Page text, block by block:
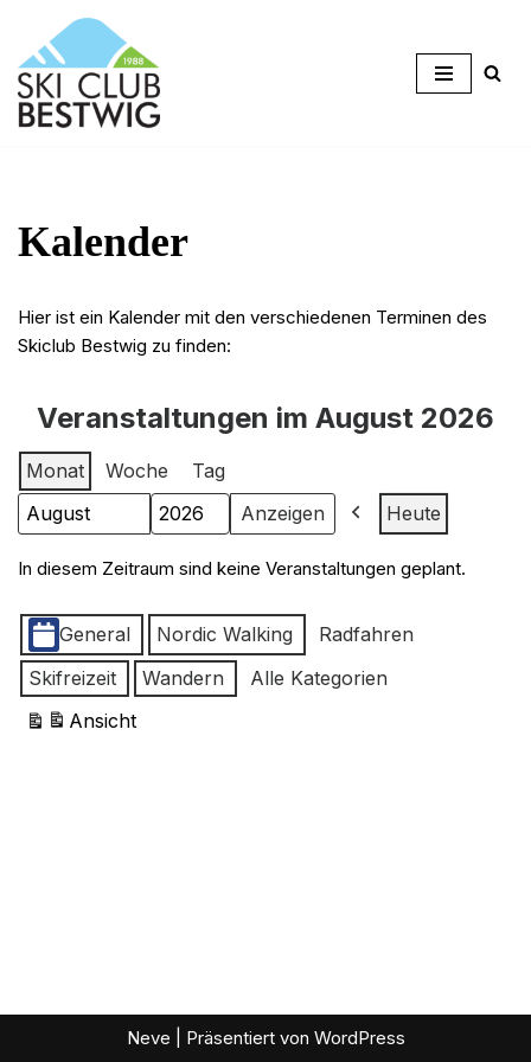
Zum
Inhalt
springen
Kalender
Hier ist ein Kalender mit den verschiedenen Terminen des
Skiclub Bestwig zu finden:
Veranstaltungen im August 2026
Monat Woche Tag
Monat
Jahr Zurück
Heute
In diesem Zeitraum sind keine Veranstaltungen geplant.
Kategorien
General Nordic Walking
Radfahren
Skifreizeit
Wandern
Alle Kategorien
Ansicht
ausdrucken
Neve | Präsentiert von WordPress